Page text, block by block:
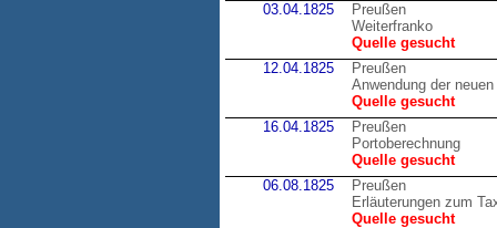
03.04.1825
Preußen
Weiterfranko
Quelle gesucht
12.04.1825
Preußen
Anwendung der
Quelle gesucht
16.04.1825
Preußen
Portoberechnung
Quelle gesucht
06.08.1825
Preußen
Erläuterungen zum
Quelle gesucht